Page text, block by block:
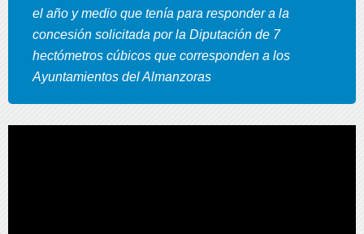
el año y medio que tenía para responder a la
concesión solicitada por la Diputación de 7
hectómetros cúbicos que corresponden a los
Ayuntamientos del Almanzoras